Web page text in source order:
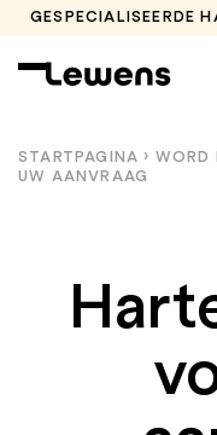
Spring
naar
de
inhoud
GESPECIALISEERDE
STARTPAGINA › WORD
UW AANVRAAG